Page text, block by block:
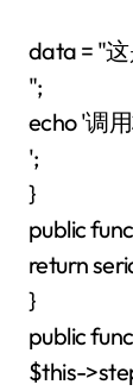
data = "
";
echo '调
';
}
public
return
}
public
$this-